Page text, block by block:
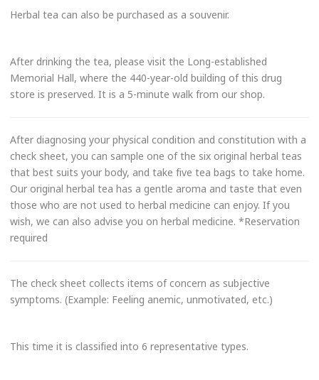
Herbal tea can also be purchased as a souvenir.
After drinking the tea, please visit the Long-established
Memorial Hall, where the 440-year-old building of this drug
store is preserved. It is a 5-minute walk from our shop.
After diagnosing your physical condition and constitution with a
check sheet, you can sample one of the six original herbal teas
that best suits your body, and take five tea bags to take home.
Our original herbal tea has a gentle aroma and taste that even
those who are not used to herbal medicine can enjoy. If you
wish, we can also advise you on herbal medicine. *Reservation
required
The check sheet collects items of concern as subjective
symptoms. (Example: Feeling anemic, unmotivated, etc.)
This time it is classified into 6 representative types.